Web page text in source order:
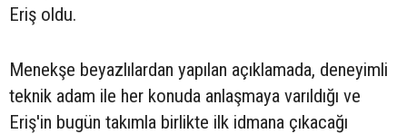
Eriş oldu.
Menekşe beyazlılardan yapılan açıklamada, deneyimli
teknik adam ile her konuda anlaşmaya varıldığı ve
Eriş'in bugün takımla birlikte ilk idmana çıkacağı